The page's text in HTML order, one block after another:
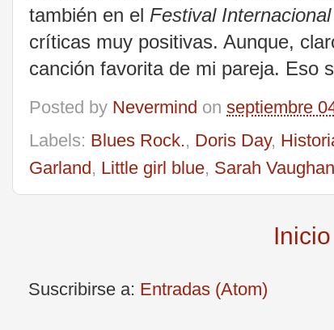
también en el Festival
críticas muy positivas. Aunque,
canción favorita de mi pareja. Eso
Posted by Nevermind on septiembre
Labels: Blues Rock., Doris Day,
Garland, Little girl blue, Sarah Vaughan
Inicio
Suscribirse a: Entradas (Atom)